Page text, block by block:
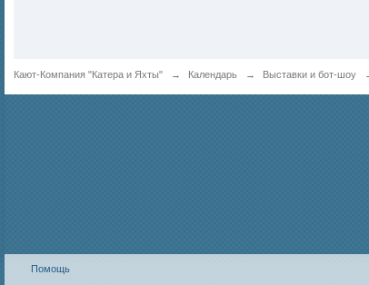
Кают-Компания "Катера и Яхты" → Календарь → Выставки и бот-шоу
Помощь